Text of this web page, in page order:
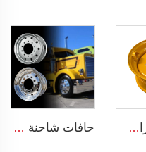
مصنع الأطراف أطراف فولاذية قابلة للانزلاق لعجلات الحمالات الحجم 8.25 x 16.5 أطراف فولاذية مخصصة بـ 8 فتحات إطارات الحجم 10-16.5 حافات شاحنة شيفر 11r22.5 17.5 20 بوصة 24 22.5 4x4 أسود و كروم لشاحنات